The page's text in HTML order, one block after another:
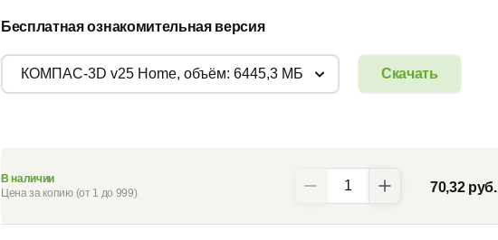
Бесплатная ознакомительная версия
Скачать
КОМПАС-3D v25 Home, объём: 6445,3 МБ
В наличии
Цена за копию (от 1 до 999)
70,32 руб.